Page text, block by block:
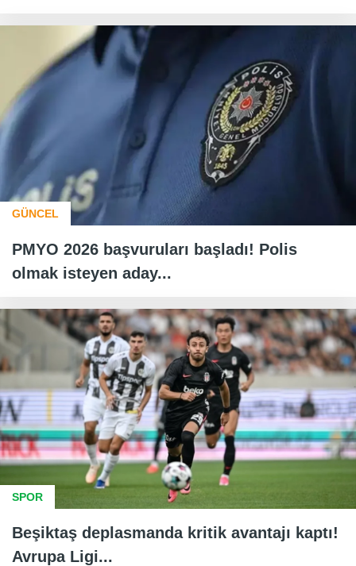
GÜNCEL
PMYO 2026 başvuruları başladı! Polis
olmak isteyen aday...
SPOR
Beşiktaş deplasmanda kritik avantajı kaptı!
Avrupa Ligi...